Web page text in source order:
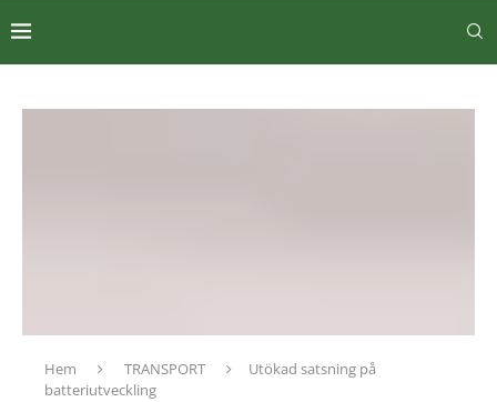
Hem TRANSPORT
Utökad satsning på
batteriutveckling